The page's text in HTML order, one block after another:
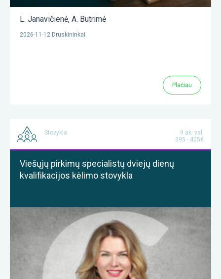
L. Janavičienė, A. Butrimė
2026-11-12 Druskininkai
Plačiau
Stovykla
9 ak. val.
395 - 425€
Viešųjų pirkimų specialistų dviejų dienų
kvalifikacijos kėlimo stovykla